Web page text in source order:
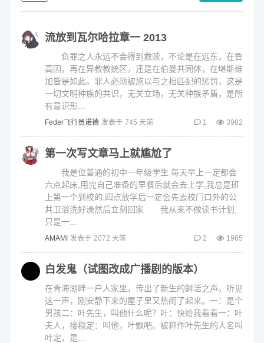
流放到瓦尔哈拉章一 2013
负罪之人永远不会得到救赎，不论是在远东，在鲁
高因，再在异教教统区，还是在伯曼共同体，在堪斯维
加皆是如此。罪人必须被施以与之相匹配的惩罚，这是
一切文明种族的共识，无关立场，无关种族矛盾，是所
有意识形...
Feder飞行员诺德 发表于 745 天前 1 3982
第一次写文章马上就尴尬了
我是位普通的初中一年级学生,每天早上一定都会
六点起床,用完自己准备的早餐后就会去上学,我总是班
上第一个到校的,四点放学后一定会先去校门口外的公
共卫浴洗好澡然后立刻回家 我从来不做读书计划,
只是一...
AMAMI 发表于 2072 天前 2 1965
白发鬼（试图改成广播剧的版本）
在青海湖畔一户人家里，传出了新生的鲜活之声。听见
这一声，刚安静下来的屋子里又热闹了起来。一：是个
男孩二：叶先生，叫他什么呢？叶：快给我看看一：叶
夫人，接稳定：叫他，叶飘吧。被称作叶先生的人名叫
叶定，是...